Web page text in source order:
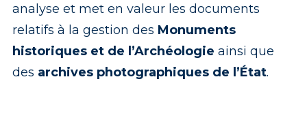
analyse et met en valeur les documents
relatifs à la gestion des Monuments
historiques et de l’Archéologie ainsi que
des archives photographiques de l’État.